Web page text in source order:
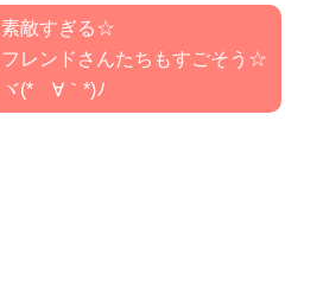
素敵すぎる☆
フレンドさんたちもすごそう☆
ヾ(*´∀｀*)ﾉ